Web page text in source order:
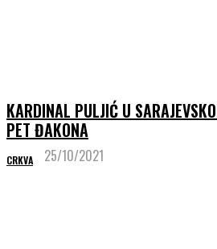
KARDINAL PULJIĆ U
PET ĐAKONA
CRKVA 25/10/2021